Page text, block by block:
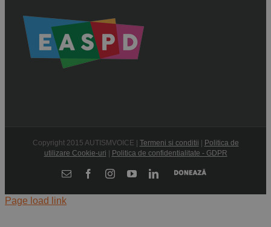
Copyright 2015 AUTISMVOICE | Termeni si conditii | Politica de
utilizare Cookie-uri | Politica de confidentialitate - GDPR
E-
FacebookInstagramYouTubeLinkedIn
Donează
Page load link